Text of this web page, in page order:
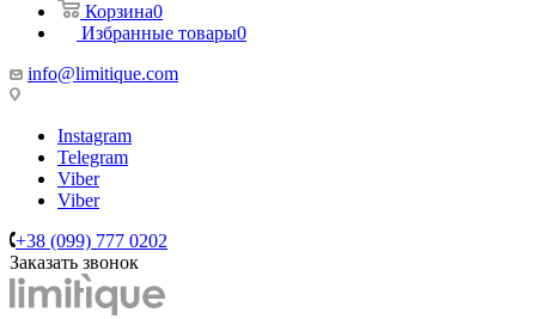
Корзина0
Избранные товары0
info@limitique.com
Instagram
Telegram
Viber
Viber
+38 (099) 777 0202
Заказать звонок